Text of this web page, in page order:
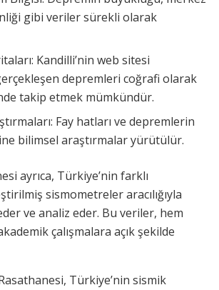
gibi veriler sürekli olarak
Kandilli’nin web sitesi
depremleri coğrafi olarak
takip etmek mümkündür.
Fay hatları ve depremlerin
bilimsel araştırmalar yürütülür.
ayrıca, Türkiye’nin farklı
sismometreler aracılığıyla
ve analiz eder. Bu veriler, hem
çalışmalara açık şekilde
Türkiye’nin sismik